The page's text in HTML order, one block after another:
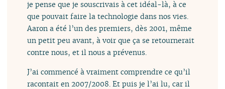
je pense que je souscrivais à cet idéal-là, à ce
que pouvait faire la technologie dans nos vies.
Aaron a été l’un des premiers, dès 2001, même
un petit peu avant, à voir que ça se retournerait
contre nous, et il nous a prévenus.
J’ai commencé à vraiment comprendre ce qu’il
racontait en 2007/2008. Et puis je l’ai lu, car il